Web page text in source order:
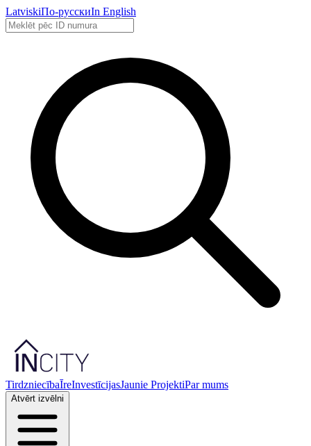
LatviskiПо-русскиIn English
TirdzniecībaĪreInvestīcijasJaunie ProjektiPar mums
Atvērt izvēlni